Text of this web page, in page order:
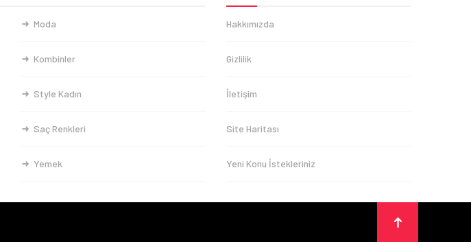
Moda
Kombinler
Style Kadın
Saç Renkleri
Yemek
Hakkımızda
Gizlilik
İletişim
Site Haritası
Yeni Konu İstekleriniz